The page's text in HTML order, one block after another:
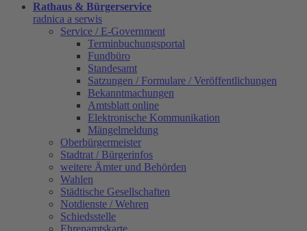
Rathaus & Bürgerservice
radnica a serwis
Service / E-Government
Terminbuchungsportal
Fundbüro
Standesamt
Satzungen / Formulare / Veröffentlichungen
Bekanntmachungen
Amtsblatt online
Elektronische Kommunikation
Mängelmeldung
Oberbürgermeister
Stadtrat / Bürgerinfos
weitere Ämter und Behörden
Wahlen
Städtische Gesellschaften
Notdienste / Wehren
Schiedsstelle
Ehrenamtskarte